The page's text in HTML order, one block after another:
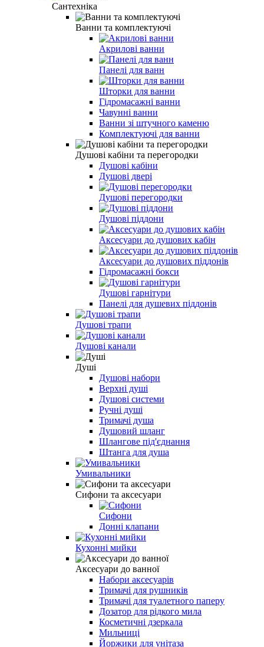
Сантехніка
Ванни та комплектуючі
Акрилові ванни
Панелі для ванн
Шторки для ванни
Гідромасажні ванни
Чавунні ванни
Ванни зі штучного каменю
Комплектуючі для ванни
Душові кабіни та перегородки
Душові кабіни
Душові двері
Душові перегородки
Душові піддони
Аксесуари до душових кабін
Аксесуари до душових піддонів
Гідромасажні бокси
Душові гарнітури
Панелі для душевих піддонів
Душові трапи
Душові канали
Душі
Душові набори
Верхні душі
Душові системи
Ручні душі
Тримачі душа
Душовий шланг
Шлангове під'єднання
Штанга для душа
Умивальники
Сифони та аксесуари
Сифони
Донні клапани
Кухонні мийки
Аксесуари до ванної
Набори аксесуарів
Тримачі для рушників
Тримачі для туалетного паперу
Дозатор для рідкого мила
Косметичні дзеркала
Мильниці
Йоржики для унітаза